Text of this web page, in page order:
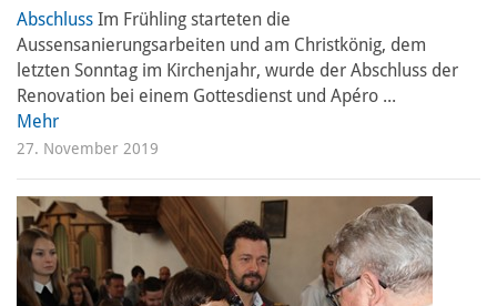
Abschluss Im Frühling starteten die
Aussensanierungsarbeiten und am Christkönig, dem
letzten Sonntag im Kirchenjahr, wurde der Abschluss der
Renovation bei einem Gottesdienst und Apéro ...
Mehr
27. November 2019